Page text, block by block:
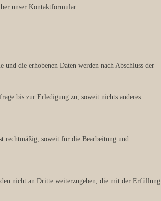
unser Kontaktformular:
die erhobenen Daten werden nach Abschluss der
bis zur Erledigung zu, soweit nichts anderes
rechtmäßig, soweit für die Bearbeitung und
nicht an Dritte weiterzugeben, die mit der Erfüllung